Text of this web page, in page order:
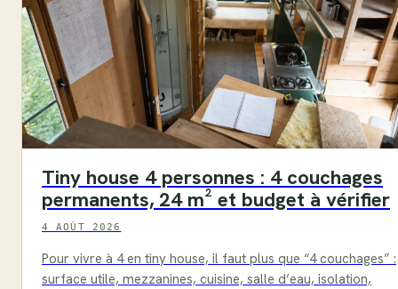
Tiny house 4 personnes : 4 couchages
permanents, 24 m² et budget à vérifier
4 AOÛT 2026
Pour vivre à 4 en tiny house, il faut plus que “4 couchages” :
surface utile, mezzanines, cuisine, salle d’eau, isolation,